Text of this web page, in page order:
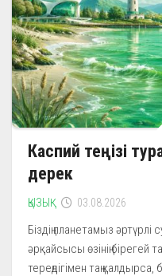
Каспий теңізі
дерек
ҚЫЗЫҚ 03.08.2026
Біздің планетамыз
әрқайсысы өзінің бірегей
тереңдігімен таң